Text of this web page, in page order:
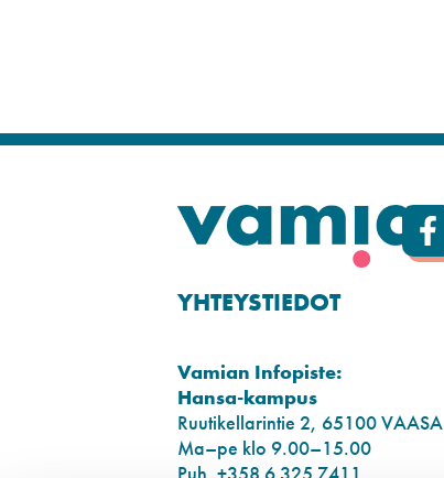
YHTEYSTIEDOT
Vamian Infopiste:
Hansa-kampus
Ruutikellarintie 2, 65100 VAASA
Ma–pe klo 9.00–15.00